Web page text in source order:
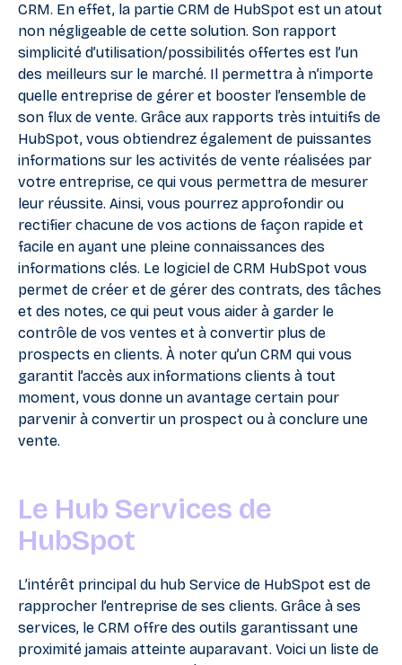
CRM. En effet, la partie CRM de HubSpot est un atout
non négligeable de cette solution. Son rapport
simplicité d’utilisation/possibilités offertes est l’un
des meilleurs sur le marché. Il permettra à n’importe
quelle entreprise de gérer et booster l’ensemble de
son flux de vente. Grâce aux rapports très intuitifs de
HubSpot, vous obtiendrez également de puissantes
informations sur les activités de vente réalisées par
votre entreprise, ce qui vous permettra de mesurer
leur réussite. Ainsi, vous pourrez approfondir ou
rectifier chacune de vos actions de façon rapide et
facile en ayant une pleine connaissances des
informations clés. Le logiciel de CRM HubSpot vous
permet de créer et de gérer des contrats, des tâches
et des notes, ce qui peut vous aider à garder le
contrôle de vos ventes et à convertir plus de
prospects en clients. À noter qu’un CRM qui vous
garantit l’accès aux informations clients à tout
moment, vous donne un avantage certain pour
parvenir à convertir un prospect ou à conclure une
vente.
Le Hub Services de
HubSpot
L’intérêt principal du hub Service de HubSpot est de
rapprocher l’entreprise de ses clients. Grâce à ses
services, le CRM offre des outils garantissant une
proximité jamais atteinte auparavant. Voici un liste de